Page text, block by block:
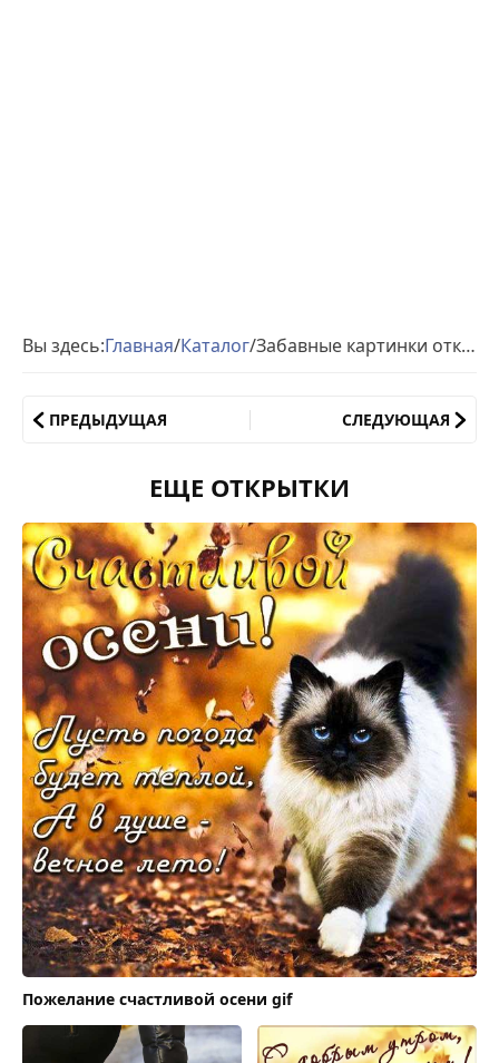
Вы здесь:Главная/Каталог/ Забавные картинки открытки об осени
ПРЕДЫДУЩАЯ СЛЕДУЮЩАЯ
ЕЩЕ ОТКРЫТКИ
Пожелание счастливой осени gif